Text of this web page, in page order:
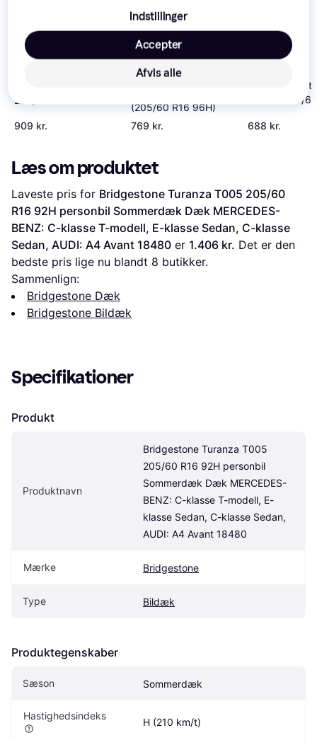
205/60 R16 92H
909 kr.
(205/60 R16 96H)
769 kr.
Hankook
3 K125 205/
688 kr.
Læs om produktet
Laveste pris for Bridgestone Turanza T005 205/60
R16 92H personbil Sommerdæk Dæk MERCEDES-
BENZ: C-klasse T-modell, E-klasse Sedan, C-klasse
Sedan, AUDI: A4 Avant 18480 er 1.406 kr. Det er den
bedste pris lige nu blandt 8 butikker.
Sammenlign:
Bridgestone Dæk
Bridgestone Bildæk
Specifikationer
Produkt
Produktnavn
Bridgestone Turanza T005
205/60 R16 92H personbil
Sommerdæk Dæk MERCEDES-
BENZ: C-klasse T-modell, E-
klasse Sedan, C-klasse Sedan,
AUDI: A4 Avant 18480
Mærke Bridgestone
Type Bildæk
Produktegenskaber
Sæson Sommerdæk
Hastighedsindeks
H (210 km/t)
Indstillinger
Afvis alle
Accepter